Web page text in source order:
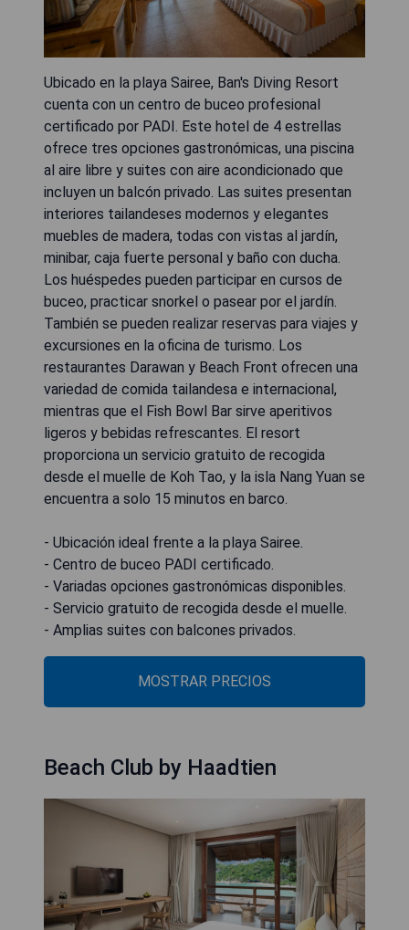
Ubicado en la playa Sairee, Ban's Diving Resort
cuenta con un centro de buceo profesional
certificado por PADI. Este hotel de 4 estrellas
ofrece tres opciones gastronómicas, una piscina
al aire libre y suites con aire acondicionado que
incluyen un balcón privado. Las suites presentan
interiores tailandeses modernos y elegantes
muebles de madera, todas con vistas al jardín,
minibar, caja fuerte personal y baño con ducha.
Los huéspedes pueden participar en cursos de
buceo, practicar snorkel o pasear por el jardín.
También se pueden realizar reservas para viajes y
excursiones en la oficina de turismo. Los
restaurantes Darawan y Beach Front ofrecen una
variedad de comida tailandesa e internacional,
mientras que el Fish Bowl Bar sirve aperitivos
ligeros y bebidas refrescantes. El resort
proporciona un servicio gratuito de recogida
desde el muelle de Koh Tao, y la isla Nang Yuan se
encuentra a solo 15 minutos en barco.
- Ubicación ideal frente a la playa Sairee.
- Centro de buceo PADI certificado.
- Variadas opciones gastronómicas disponibles.
- Servicio gratuito de recogida desde el muelle.
- Amplias suites con balcones privados.
MOSTRAR PRECIOS
Beach Club by Haadtien